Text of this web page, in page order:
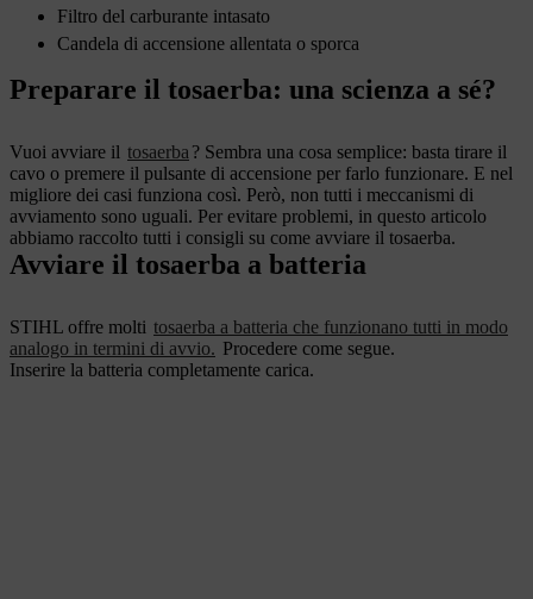
Filtro del carburante intasato
Candela di accensione allentata o sporca
Preparare il tosaerba: una scienza a sé?
Vuoi avviare il tosaerba ? Sembra una cosa semplice: basta tirare il
cavo o premere il pulsante di accensione per farlo funzionare. E nel
migliore dei casi funziona così. Però, non tutti i meccanismi di
avviamento sono uguali. Per evitare problemi, in questo articolo
abbiamo raccolto tutti i consigli su come avviare il tosaerba.
Avviare il tosaerba a batteria
STIHL offre molti tosaerba a batteria che funzionano tutti in modo
analogo in termini di avvio. Procedere come segue.
Inserire la batteria completamente carica.